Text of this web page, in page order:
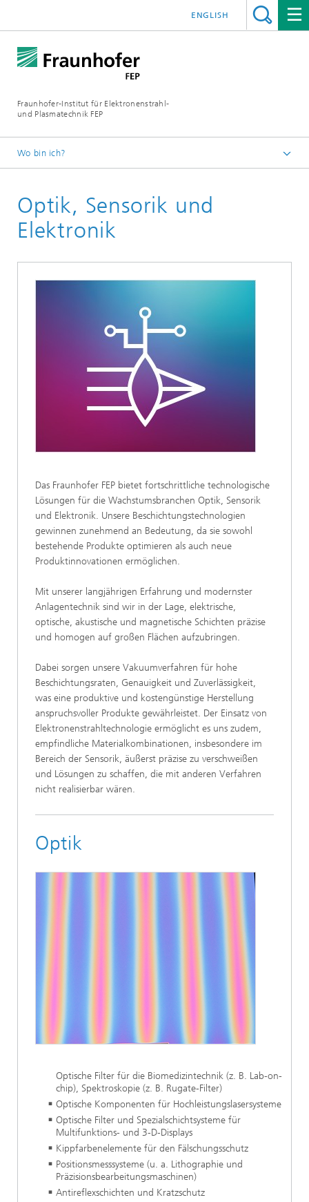
Fraunhofer-Institut für Elektronenstrahl-
und Plasmatechnik FEP
ENGLISH
Wo bin ich?
Industrielösungen
Optik, Sensorik und
Elektronik
Das Fraunhofer FEP bietet fortschrittliche technologische
Lösungen für die Wachstumsbranchen Optik, Sensorik
und Elektronik. Unsere Beschichtungstechnologien
gewinnen zunehmend an Bedeutung, da sie sowohl
bestehende Produkte optimieren als auch neue
Produktinnovationen ermöglichen.
Mit unserer langjährigen Erfahrung und modernster
Anlagentechnik sind wir in der Lage, elektrische,
optische, akustische und magnetische Schichten präzise
und homogen auf großen Flächen aufzubringen.
Dabei sorgen unsere Vakuumverfahren für hohe
Beschichtungsraten, Genauigkeit und Zuverlässigkeit,
was eine produktive und kostengünstige Herstellung
anspruchsvoller Produkte gewährleistet. Der Einsatz von
Elektronenstrahltechnologie ermöglicht es uns zudem,
empfindliche Materialkombinationen, insbesondere im
Bereich der Sensorik, äußerst präzise zu verschweißen
und Lösungen zu schaffen, die mit anderen Verfahren
nicht realisierbar wären.
Optik
Optische Filter für die Biomedizintechnik (z. B. Lab-on-
chip), Spektroskopie (z. B. Rugate-Filter)
Optische Komponenten für Hochleistungslasersysteme
Optische Filter und Spezialschichtsysteme für
Multifunktions- und 3-D-Displays
Kippfarbenelemente für den Fälschungsschutz
Positionsmesssysteme (u. a. Lithographie und
Präzisionsbearbeitungsmaschinen)
Antireflexschichten und Kratzschutz